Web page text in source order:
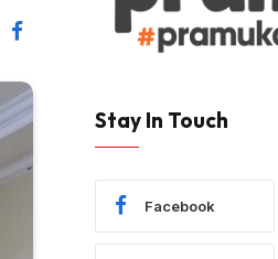
Stay In Touch
Facebook